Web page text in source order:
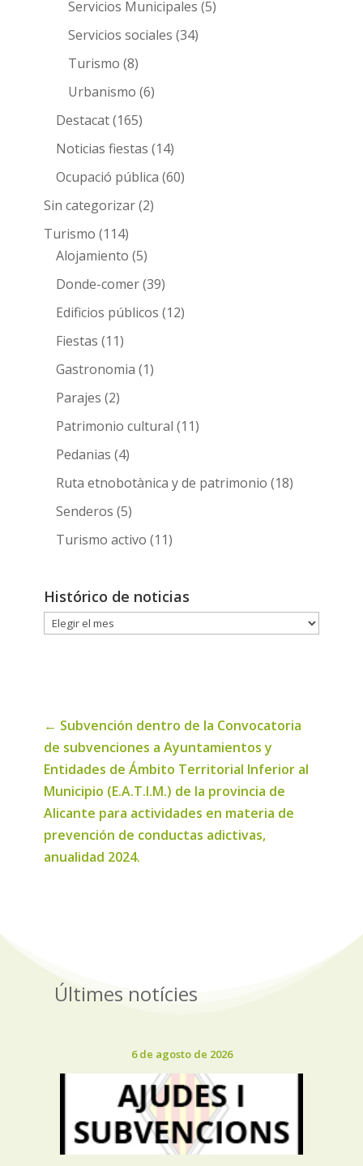
Servicios Municipales (5)
Servicios sociales (34)
Turismo (8)
Urbanismo (6)
Destacat(165)
Noticias fiestas (14)
Ocupació pública (60)
Sin categorizar(2)
Turismo (114)
Alojamiento (5)
Donde-comer(39)
Edificios públicos (12)
Fiestas (11)
Gastronomia (1)
Parajes (2)
Patrimonio cultural (11)
Pedanias (4)
Ruta etnobotànica y de patrimonio (18)
Senderos (5)
Turismo activo (11)
Histórico de noticias
Histórico
← Subvención dentro de la Convocatoria
de subvenciones a Ayuntamientos y
Entidades de Ámbito Territorial Inferior al
Municipio (E.A.T.I.M.) de la provincia de
Alicante para actividades en materia de
prevención de conductas adictivas,
anualidad 2024.
Últimes notícies
6 de agosto de 2026